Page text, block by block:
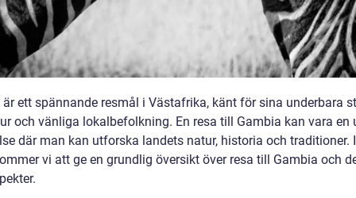
ett spännande resmål i Västafrika, känt för sina underbara
och vänliga lokalbefolkning. En resa till Gambia kan vara en
där man kan utforska landets natur, historia och traditioner.
vi att ge en grundlig översikt över resa till Gambia och